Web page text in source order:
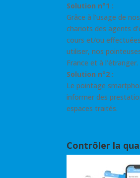
Solution n°1 :
Grâce à l’usage de nos
chariots des agents
cours et/ou
utiliser, nos
France et à l’étranger.
Solution n°2 :
Le pointage
informer des
espaces traités.
Contrôler la